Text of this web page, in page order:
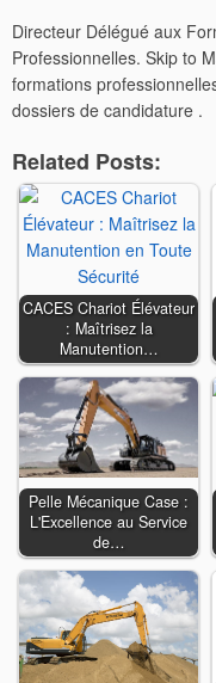
Directeur Délégué aux
Professionnelles. Skip to
formations
dossiers de candidature .
Related Posts:
CACES Chariot Élévateur
: Maîtrisez la
Manutention…
Pelle Mécanique Case :
L'Excellence au Service
de…